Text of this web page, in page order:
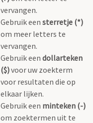
vervangen.
Gebruik een sterretje (*)
om meer letters te
vervangen.
Gebruik een dollarteken
($)voor uw zoekterm
voor resultaten die op
elkaar lijken.
Gebruik een minteken (-)
om zoektermen uit te